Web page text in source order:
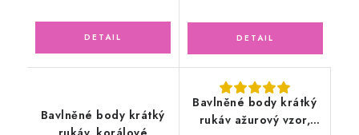
Bavlněné body krátký
Bavlněné body krátký
rukáv ažurový vzor,